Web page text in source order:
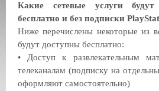
Какие сетевые услуги
бесплатно и без подписки
Ниже перечислены некоторые из
будут доступны бесплатно:
•
Доступ к развлекательным
телеканалам (подписку на
оформляют самостоятельно)